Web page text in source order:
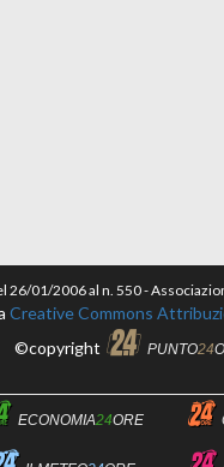
01/2006 al n. 550 -
Creative Commons
©copyright
PUNTO24
ECONOMIA24ORE